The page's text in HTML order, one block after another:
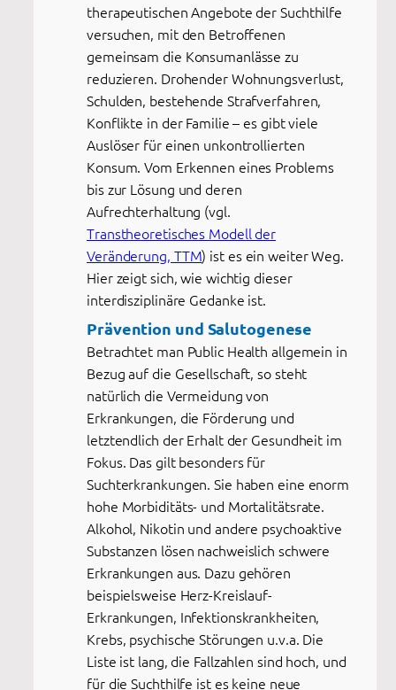
therapeutischen Angebote der Suchthilfe
versuchen, mit den Betroffenen
gemeinsam die Konsumanlässe zu
reduzieren. Drohender Wohnungsverlust,
Schulden, bestehende Strafverfahren,
Konflikte in der Familie – es gibt viele
Auslöser für einen unkontrollierten
Konsum. Vom Erkennen eines Problems
bis zur Lösung und deren
Aufrechterhaltung (vgl.
Transtheoretisches Modell der
Veränderung, TTM) ist es ein weiter Weg.
Hier zeigt sich, wie wichtig dieser
interdisziplinäre Gedanke ist.
Prävention und Salutogenese
Betrachtet man Public Health allgemein in
Bezug auf die Gesellschaft, so steht
natürlich die Vermeidung von
Erkrankungen, die Förderung und
letztendlich der Erhalt der Gesundheit im
Fokus. Das gilt besonders für
Suchterkrankungen. Sie haben eine enorm
hohe Morbiditäts- und Mortalitätsrate.
Alkohol, Nikotin und andere psychoaktive
Substanzen lösen nachweislich schwere
Erkrankungen aus. Dazu gehören
beispielsweise Herz-Kreislauf-
Erkrankungen, Infektionskrankheiten,
Krebs, psychische Störungen u.v.a. Die
Liste ist lang, die Fallzahlen sind hoch, und
für die Suchthilfe ist es keine neue